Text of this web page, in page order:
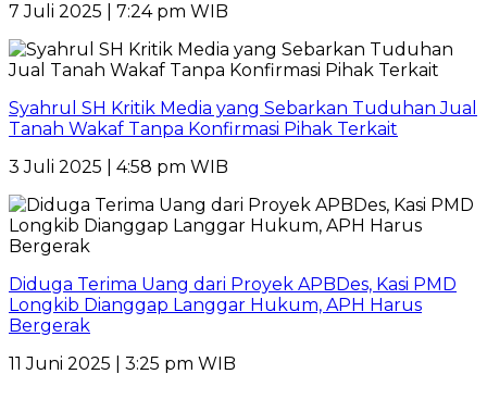
7 Juli 2025 | 7:24 pm WIB
Syahrul SH Kritik Media yang Sebarkan Tuduhan Jual
Tanah Wakaf Tanpa Konfirmasi Pihak Terkait
3 Juli 2025 | 4:58 pm WIB
Diduga Terima Uang dari Proyek APBDes, Kasi PMD
Longkib Dianggap Langgar Hukum, APH Harus
Bergerak
11 Juni 2025 | 3:25 pm WIB